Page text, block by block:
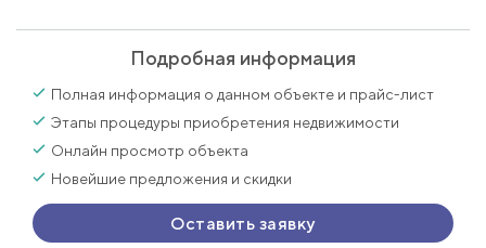
Подробная информация
Полная информация о данном объекте и прайс-лист
Этапы процедуры приобретения недвижимости
Онлайн просмотр объекта
Новейшие предложения и скидки
Оставить заявку